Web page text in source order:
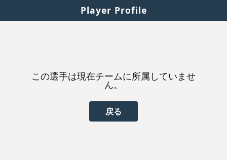
Player Profile
この選手は現在チームに所属していませ
ん。
戻る